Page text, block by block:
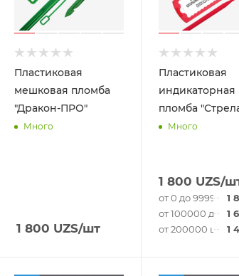
Пластиковая
мешковая пломба
"Дракон-ПРО"
Много
1 800 UZS/шт
Пластиковая
индикаторная
пломба
Много
1 800 UZS/
от 0 до 99999 шт
1
от 100000 до
1
от 200000 шт
1